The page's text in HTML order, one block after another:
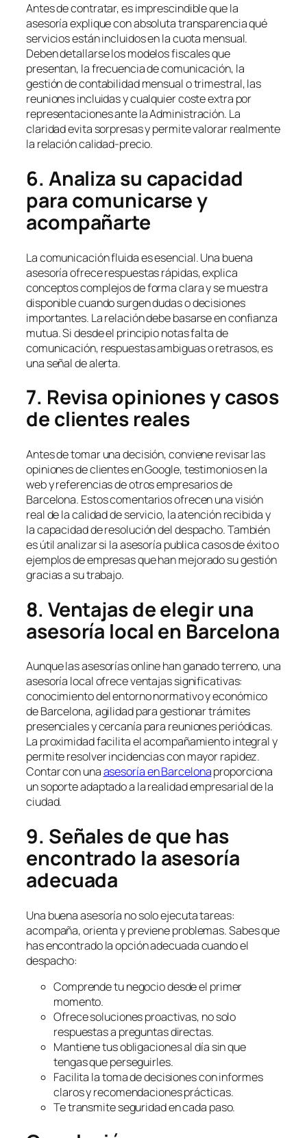
Antes de contratar, es imprescindible que la
asesoría explique con absoluta transparencia qué
servicios están incluidos en la cuota mensual.
Deben detallarse los modelos fiscales que
presentan, la frecuencia de comunicación, la
gestión de contabilidad mensual o trimestral, las
reuniones incluidas y cualquier coste extra por
representaciones ante la Administración. La
claridad evita sorpresas y permite valorar realmente
la relación calidad-precio.
6. Analiza su capacidad
para comunicarse y
acompañarte
La comunicación fluida es esencial. Una buena
asesoría ofrece respuestas rápidas, explica
conceptos complejos de forma clara y se muestra
disponible cuando surgen dudas o decisiones
importantes. La relación debe basarse en confianza
mutua. Si desde el principio notas falta de
comunicación, respuestas ambiguas o retrasos, es
una señal de alerta.
7. Revisa opiniones y casos
de clientes reales
Antes de tomar una decisión, conviene revisar las
opiniones de clientes en Google, testimonios en la
web y referencias de otros empresarios de
Barcelona. Estos comentarios ofrecen una visión
real de la calidad de servicio, la atención recibida y
la capacidad de resolución del despacho. También
es útil analizar si la asesoría publica casos de éxito o
ejemplos de empresas que han mejorado su gestión
gracias a su trabajo.
8. Ventajas de elegir una
asesoría local en Barcelona
Aunque las asesorías online han ganado terreno, una
asesoría local ofrece ventajas significativas:
conocimiento del entorno normativo y económico
de Barcelona, agilidad para gestionar trámites
presenciales y cercanía para reuniones periódicas.
La proximidad facilita el acompañamiento integral y
permite resolver incidencias con mayor rapidez.
Contar con unaasesoría en Barcelonaproporciona
un soporte adaptado a la realidad empresarial de la
ciudad.
9. Señales de que has
encontrado la asesoría
adecuada
Una buena asesoría no solo ejecuta tareas:
acompaña, orienta y previene problemas. Sabes que
has encontrado la opción adecuada cuando el
despacho:
Comprende tu negocio desde el primer
momento.
Ofrece soluciones proactivas, no solo
respuestas a preguntas directas.
Mantiene tus obligaciones al día sin que
tengas que perseguirles.
Facilita la toma de decisiones con informes
claros y recomendaciones prácticas.
Te transmite seguridad en cada paso.